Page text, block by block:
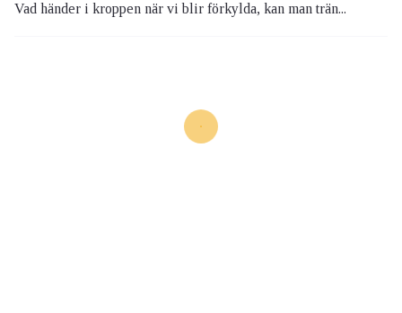
Vad händer i kroppen när vi blir förkylda, kan man trän...